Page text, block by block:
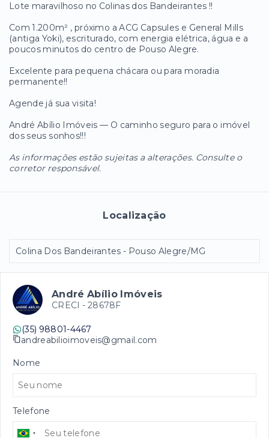
Lote maravilhoso no Colinas dos Bandeirantes !!
Com 1.200m² , próximo a ACG Capsules e General Mills
(antiga Yoki), escriturado, com energia elétrica, água e a
poucos minutos do centro de Pouso Alegre.
Excelente para pequena chácara ou para moradia
permanente!!
Agende já sua visita!
André Abílio Imóveis — O caminho seguro para o imóvel
dos seus sonhos!!!
As informações estão sujeitas a alterações. Consulte o
corretor responsável.
Localização
Colina Dos Bandeirantes - Pouso Alegre/MG
André Abílio Imóveis
CRECI - 28678F
(35) 98801-4467
andreabilioimoveis@gmail.com
Nome
Telefone